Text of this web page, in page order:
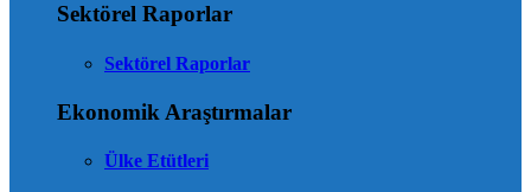
Sektörel Raporlar
Sektörel Raporlar
Ekonomik Araştırmalar
Ülke Etütleri